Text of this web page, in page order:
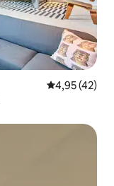
Évaluation
4,95 (42)